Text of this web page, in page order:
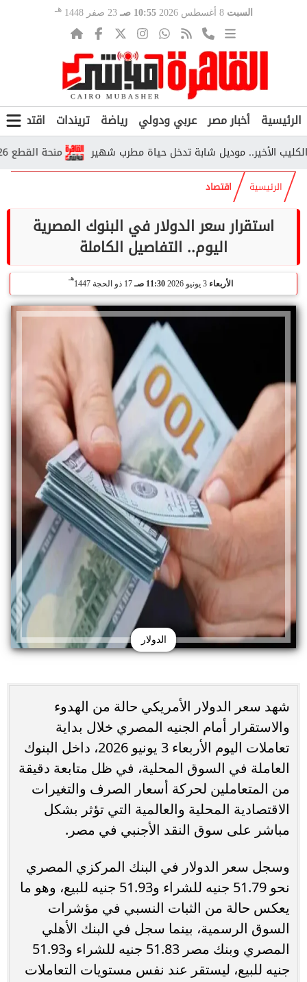
السبت 8 أغسطس 2026 10:55 صـ 23 صفر 1448 هـ
الرئيسية أخبار مصر عربي ودولي رياضة تريندات اقتصاد
منحة القطع 2026.. من يستحقها وكم تبلغ قيمتها وفق التأمينات؟ موديل شابة تدخل حياة مطرب شهير
الرئيسية اقتصاد
استقرار سعر الدولار في البنوك المصرية
اليوم.. التفاصيل الكاملة
الأربعاء 11:30 صـ 17 ذو الحجة 1447
هـ
الدولار
شهد سعر الدولار الأمريكي حالة من الهدوء
والاستقرار أمام الجنيه المصري خلال بداية
تعاملات اليوم الأربعاء 3 يونيو 2026، داخل البنوك
العاملة في السوق المحلية، في ظل متابعة دقيقة
من المتعاملين لحركة أسعار الصرف والتغيرات
الاقتصادية المحلية والعالمية التي تؤثر بشكل
مباشر على سوق النقد الأجنبي في مصر.
وسجل سعر الدولار في البنك المركزي المصري
نحو 51.79 جنيه للشراء و51.93 جنيه للبيع، وهو ما
يعكس حالة من الثبات النسبي في مؤشرات
السوق الرسمية، بينما سجل في البنك الأهلي
المصري وبنك مصر 51.83 جنيه للشراء و51.93
جنيه للبيع، ليستقر عند نفس مستويات التعاملات